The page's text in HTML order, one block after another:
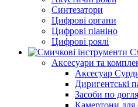
Синтезатори
Цифрові органи
Цифрові піаніно
Цифрові роялі
Аксесуари та
Аксесуар
Диригентські
Засоби по
Камертони для